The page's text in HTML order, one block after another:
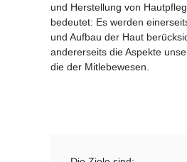
und Herstellung von
bedeutet: Es werden
und Aufbau der Haut
andererseits die Aspekte
die der Mitlebewesen.